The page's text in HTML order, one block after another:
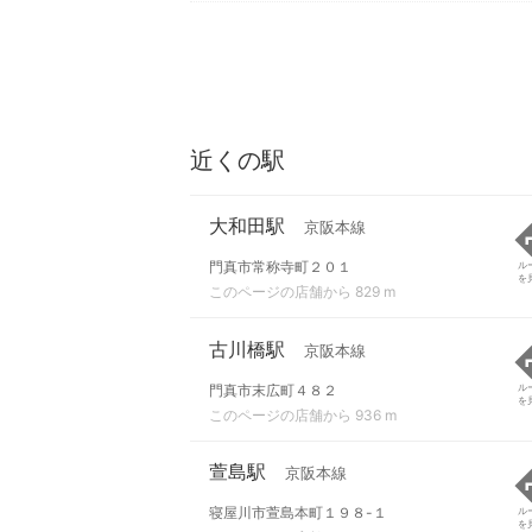
近くの駅
大和田駅 京阪本線
門真市常称寺町２０１
このページの店舗から 829 m
ル
を
古川橋駅 京阪本線
門真市末広町４８２
このページの店舗から 936 m
ル
を
萱島駅 京阪本線
寝屋川市萱島本町１９８-１
ル
を